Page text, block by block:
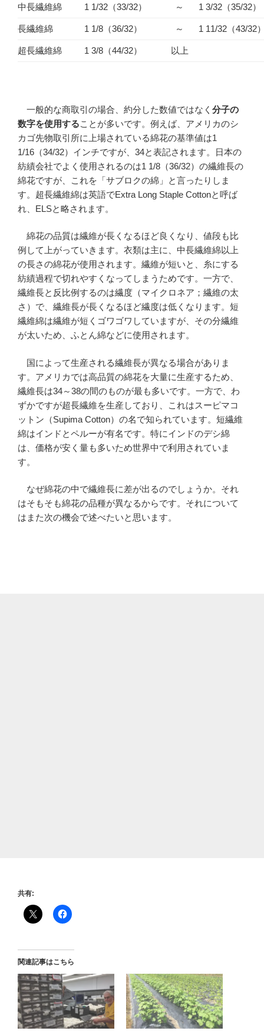
中長繊維綿 1 1/32（33/32） ～ 1 3/32（35/32）
長繊維綿 1 1/8（36/32） ～ 1 11/32（43/32
超長繊維綿 1 3/8（44/32） 以上
一般的な商取引の場合、約分した数値ではなく 分子の
数字を使用することが多いです。例えば、アメリカのシ
カゴ先物取引所に上場されている綿花の基準値は1
1/16（34/32）インチですが、34と表記されます。日本の
紡績会社でよく使用されるのは1 1/8（36/32）の繊維長の
綿花ですが、これを「サブロクの綿」と言ったりしま
す。超長繊維綿は英語でExtra Long Staple Cottonと呼ば
れ、ELSと略されます。
綿花の品質は繊維が長くなるほど良くなり、値段も比
例して上がっていきます。衣類は主に、中長繊維綿以上
の長さの綿花が使用されます。繊維が短いと、糸にする
紡績過程で切れやすくなってしまうためです。一方で、
繊維長と反比例するのは繊度（マイクロネア；繊維の太
さ）で、繊維長が長くなるほど繊度は低くなります。短
繊維綿は繊維が短くゴワゴワしていますが、その分繊維
が太いため、ふとん綿などに使用されます。
国によって生産される繊維長が異なる場合がありま
す。アメリカでは高品質の綿花を大量に生産するため、
繊維長は34～38の間のものが最も多いです。一方で、わ
ずかですが超長繊維を生産しており、これはスーピマコ
ットン（Supima Cotton）の名で知られています。短繊維
綿はインドとペルーが有名です。特にインドのデシ綿
は、価格が安く量も多いため世界中で利用されていま
す。
なぜ綿花の中で繊維長に差が出るのでしょうか。それ
はそもそも綿花の品種が異なるからです。それについて
はまた次の機会で述べたいと思います。
共有:
関連記事はこちら